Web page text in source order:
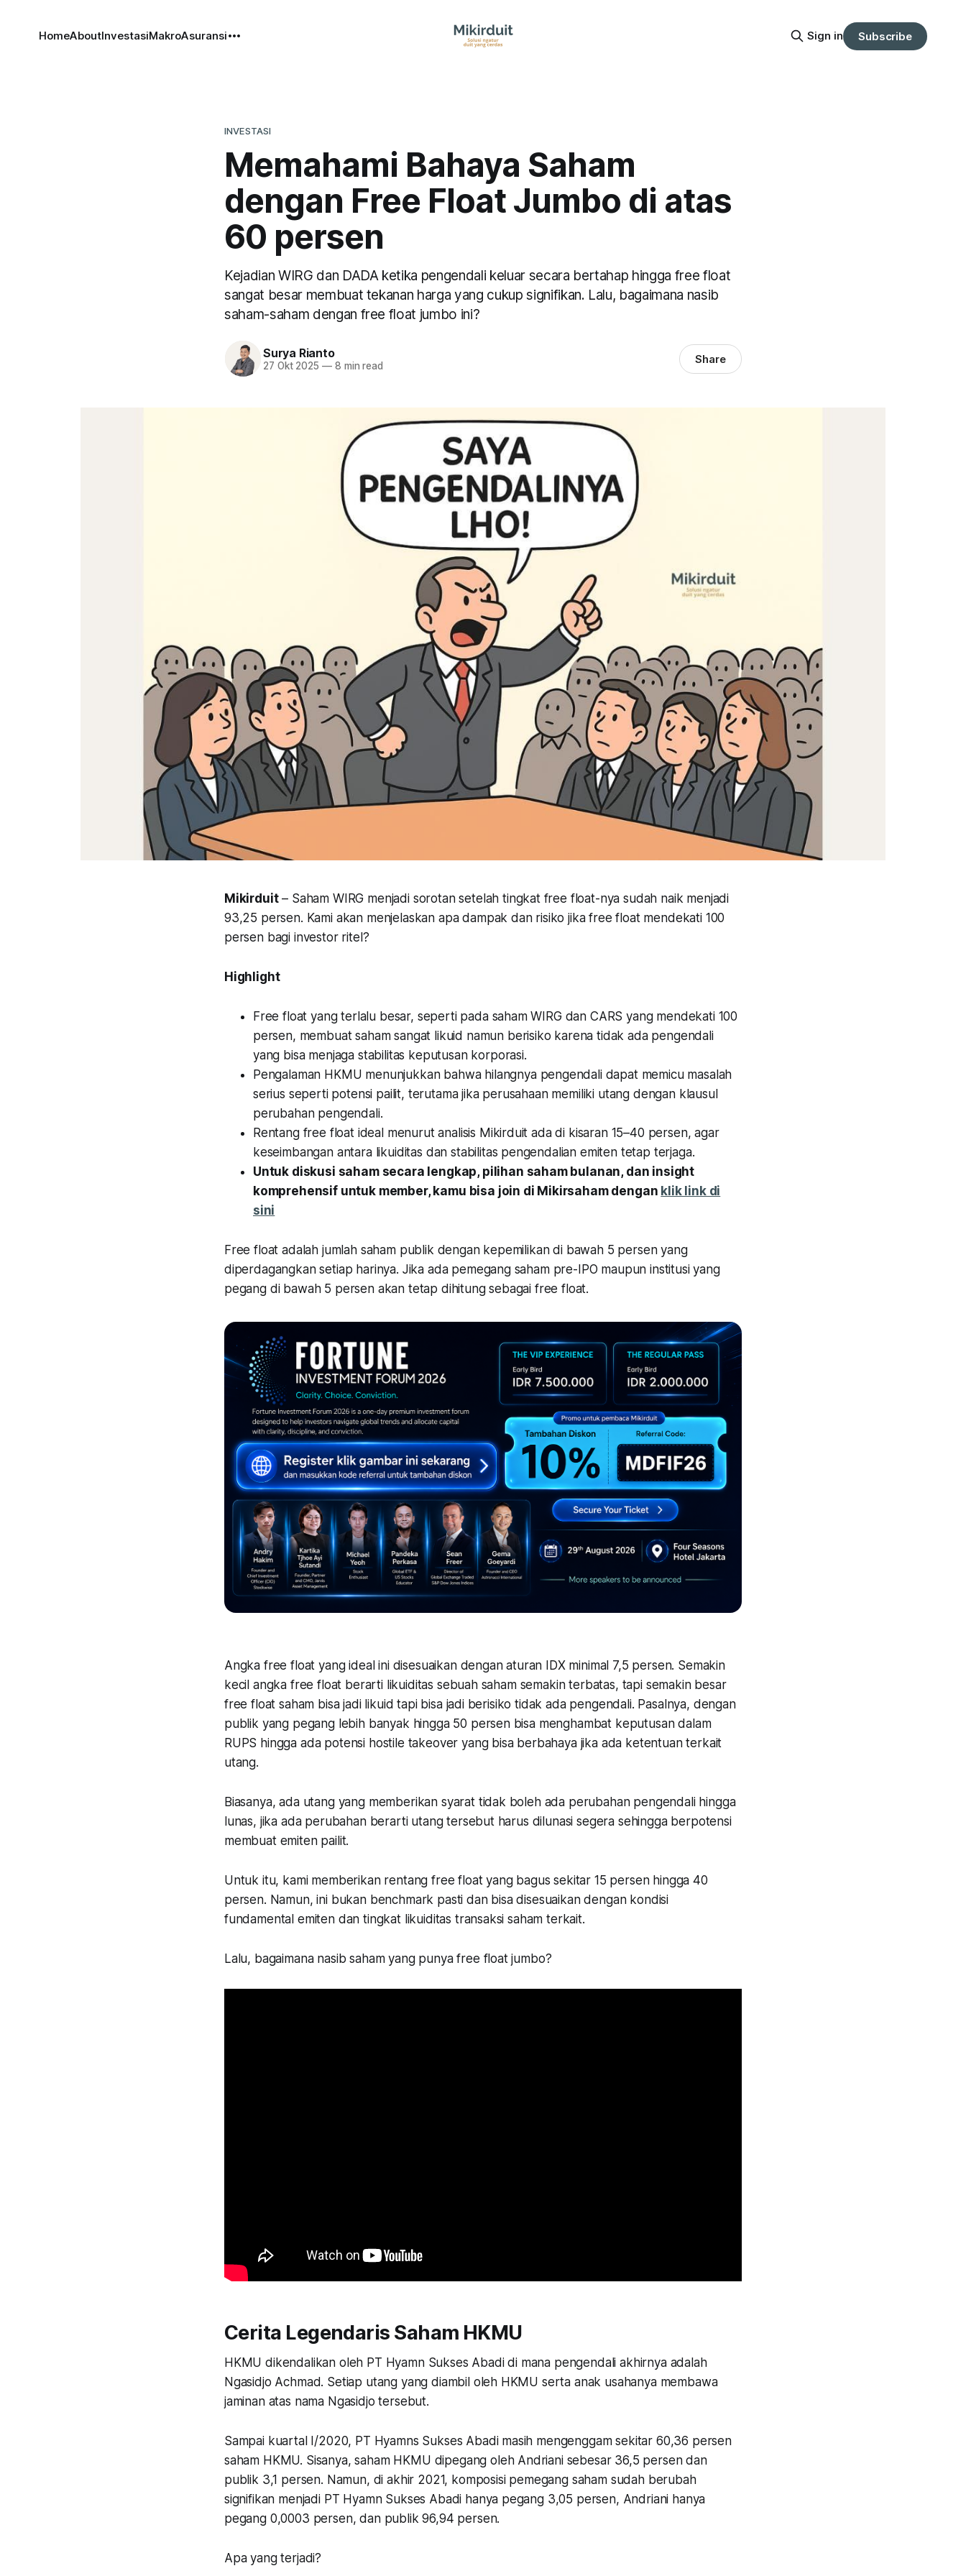
HomeAboutInvestasiMakroAsuransi Sign in Subscribe
INVESTASI
Memahami Bahaya Saham
dengan Free Float Jumbo di atas
60 persen
Kejadian WIRG dan DADA ketika pengendali keluar secara bertahap hingga free float
sangat besar membuat tekanan harga yang cukup signifikan. Lalu, bagaimana nasib
saham-saham dengan free float jumbo ini?
Surya Rianto
27 Okt 2025 —8 min read Share
Mikirduit– Saham WIRG menjadi sorotan setelah tingkat free float-nya sudah naik menjadi
93,25 persen. Kami akan menjelaskan apa dampak dan risiko jika free float mendekati 100
persen bagi investor ritel?
Highlight
Free float yang terlalu besar, seperti pada saham WIRG dan CARS yang mendekati 100
persen, membuat saham sangat likuid namun berisiko karena tidak ada pengendali
yang bisa menjaga stabilitas keputusan korporasi.
Pengalaman HKMU menunjukkan bahwa hilangnya pengendali dapat memicu masalah
serius seperti potensi pailit, terutama jika perusahaan memiliki utang dengan klausul
perubahan pengendali.
Rentang free float ideal menurut analisis Mikirduit ada di kisaran 15–40 persen, agar
keseimbangan antara likuiditas dan stabilitas pengendalian emiten tetap terjaga.
Untuk diskusi saham secara lengkap, pilihan saham bulanan, dan insight
komprehensif untuk member, kamu bisa join di Mikirsaham dengan klik link di
sini
Free float adalah jumlah saham publik dengan kepemilikan di bawah 5 persen yang
diperdagangkan setiap harinya. Jika ada pemegang saham pre-IPO maupun institusi yang
pegang di bawah 5 persen akan tetap dihitung sebagai free float.
Angka free float yang ideal ini disesuaikan dengan aturan IDX minimal 7,5 persen. Semakin
kecil angka free float berarti likuiditas sebuah saham semakin terbatas, tapi semakin besar
free float saham bisa jadi likuid tapi bisa jadi berisiko tidak ada pengendali. Pasalnya, dengan
publik yang pegang lebih banyak hingga 50 persen bisa menghambat keputusan dalam
RUPS hingga ada potensi hostile takeover yang bisa berbahaya jika ada ketentuan terkait
utang.
Biasanya, ada utang yang memberikan syarat tidak boleh ada perubahan pengendali hingga
lunas, jika ada perubahan berarti utang tersebut harus dilunasi segera sehingga berpotensi
membuat emiten pailit.
Untuk itu, kami memberikan rentang free float yang bagus sekitar 15 persen hingga 40
persen. Namun, ini bukan benchmark pasti dan bisa disesuaikan dengan kondisi
fundamental emiten dan tingkat likuiditas transaksi saham terkait.
Lalu, bagaimana nasib saham yang punya free float jumbo?
Cerita Legendaris Saham HKMU
HKMU dikendalikan oleh PT Hyamn Sukses Abadi di mana pengendali akhirnya adalah
Ngasidjo Achmad. Setiap utang yang diambil oleh HKMU serta anak usahanya membawa
jaminan atas nama Ngasidjo tersebut.
Sampai kuartal I/2020, PT Hyamns Sukses Abadi masih mengenggam sekitar 60,36 persen
saham HKMU. Sisanya, saham HKMU dipegang oleh Andriani sebesar 36,5 persen dan
publik 3,1 persen. Namun, di akhir 2021, komposisi pemegang saham sudah berubah
signifikan menjadi PT Hyamn Sukses Abadi hanya pegang 3,05 persen, Andriani hanya
pegang 0,0003 persen, dan publik 96,94 persen.
Apa yang terjadi?